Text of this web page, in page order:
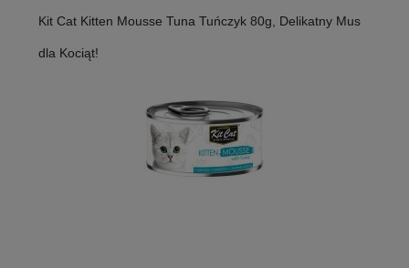
Kit Cat Kitten Mousse Tuna Tuńczyk 80g, Delikatny Mus
dla Kociąt!